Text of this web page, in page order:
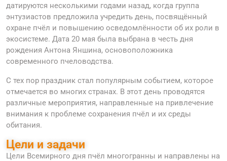
датируются несколькими годами назад, когда группа
энтузиастов предложила учредить день, посвящённый
охране пчёл и повышению осведомлённости об их роли в
экосистеме. Дата 20 мая была выбрана в честь дня
рождения Антона Яншина, основоположника
современного пчеловодства.
С тех пор праздник стал популярным событием, которое
отмечается во многих странах. В этот день проводятся
различные мероприятия, направленные на привлечение
внимания к проблеме сохранения пчёл и их среды
обитания.
Цели и задачи
Цели Всемирного дня пчёл многогранны и направлены на